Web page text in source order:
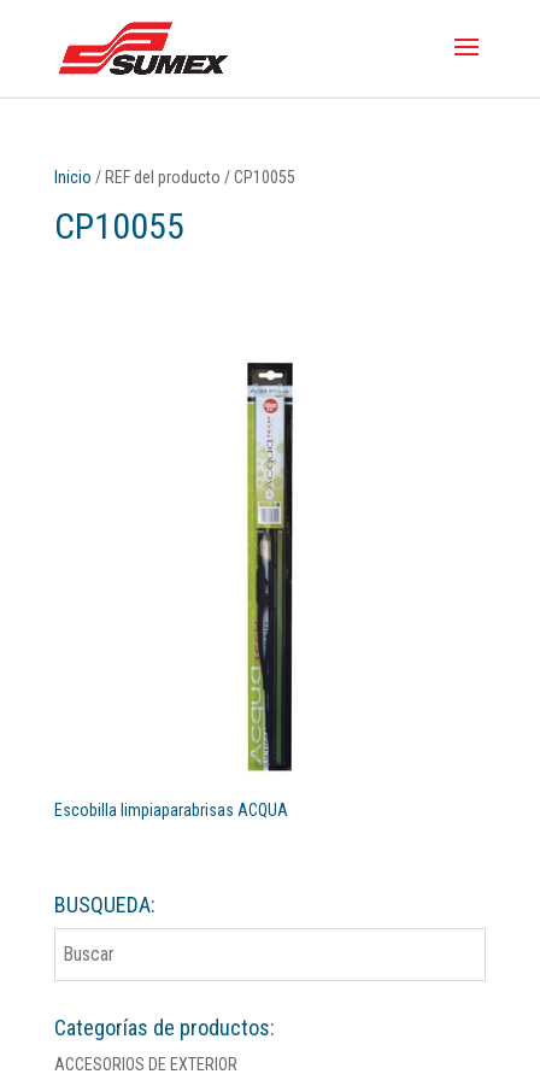
Inicio / REF del producto / CP10055
CP10055
Escobilla limpiaparabrisas ACQUA
BUSQUEDA:
Categorías de productos:
ACCESORIOS DE EXTERIOR